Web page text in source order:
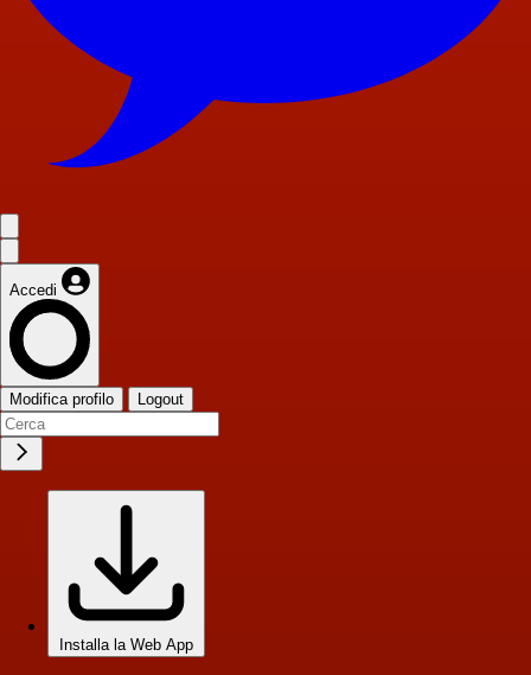
Accedi
Modifica profilo Logout
Installa la Web App